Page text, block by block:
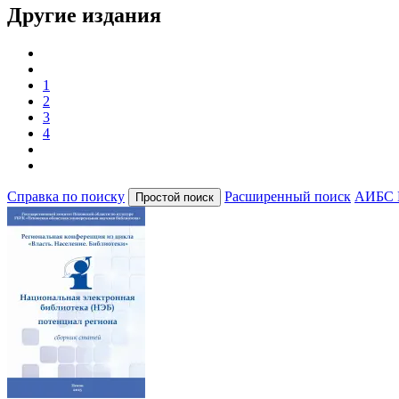
Другие издания
1
2
3
4
Справка по поиску Расширенный поиск АИБС